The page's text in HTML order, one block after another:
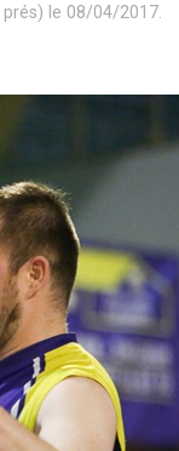
prés) le 08/04/2017.